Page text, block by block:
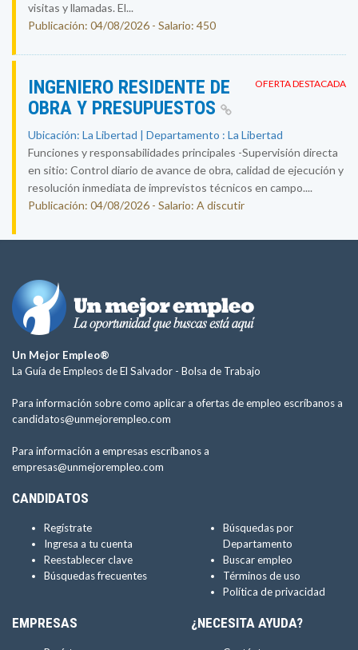
visitas y llamadas. El...
Publicación: 04/08/2026 - Salario: 450
OFERTA DESTACADA
INGENIERO RESIDENTE DE
OBRA Y PRESUPUESTOS
Ubicación: La Libertad | Departamento : La Libertad
Funciones y responsabilidades principales -Supervisión directa
en sitio: Control diario de avance de obra, calidad de ejecución y
resolución inmediata de imprevistos técnicos en campo....
Publicación: 04/08/2026 - Salario: A discutir
Un Mejor Empleo®
La Guía de Empleos de El Salvador - Bolsa de Trabajo
Para información sobre como aplicar a ofertas de empleo escríbanos a
candidatos@unmejorempleo.com
Para información a empresas escríbanos a
empresas@unmejorempleo.com
CANDIDATOS
Regístrate
Ingresa a tu cuenta
Reestablecer clave
Búsquedas frecuentes
Búsquedas por
Departamento
Buscar empleo
Términos de uso
Política de privacidad
EMPRESAS ¿NECESITA AYUDA?